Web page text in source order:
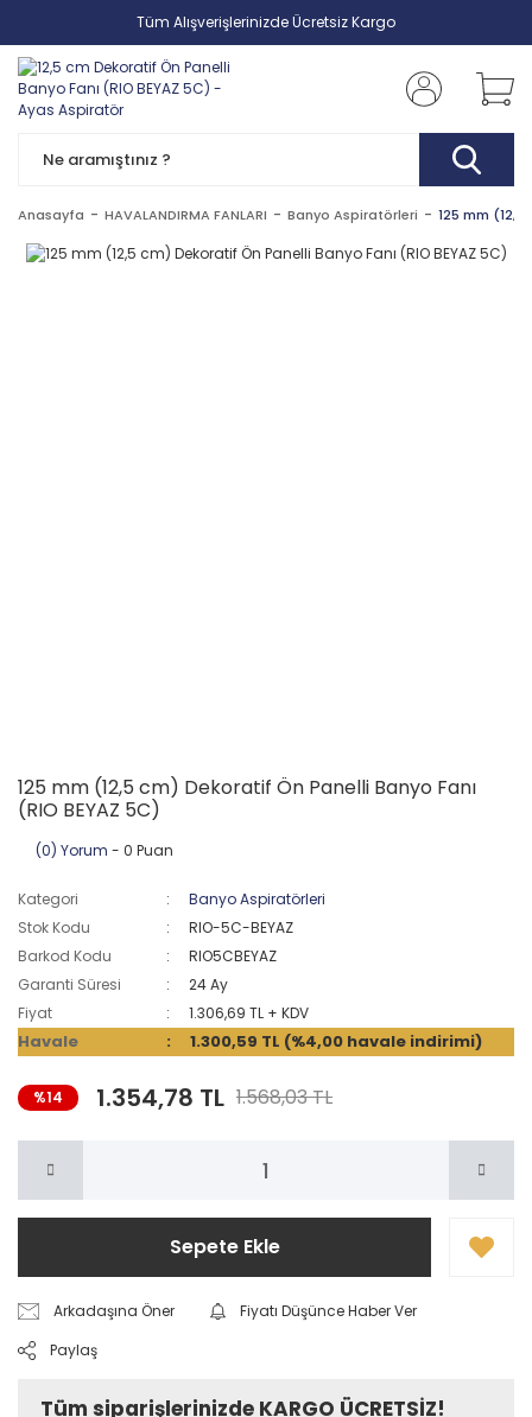
Tüm Alışverişlerinizde Ücretsiz Kargo
Anasayfa HAVALANDIRMA FANLARI Banyo Aspiratörleri 125 mm (12,5
125 mm (12,5 cm) Dekoratif Ön Panelli Banyo Fanı
(RIO BEYAZ 5C)
(0) Yorum - 0 Puan
Kategori
Banyo Aspiratörleri
Stok Kodu
RIO-5C-BEYAZ
Barkod Kodu
RIO5CBEYAZ
Garanti Süresi
24 Ay
Fiyat
1.306,69 TL + KDV
Havale 1.300,59 TL (%4,00 havale indirimi)
%14 1.354,78 TL 1.568,03 TL
Sepete Ekle
Arkadaşına Öner
Fiyatı Düşünce Haber Ver
Paylaş
Tüm siparişlerinizde KARGO ÜCRETSİZ!